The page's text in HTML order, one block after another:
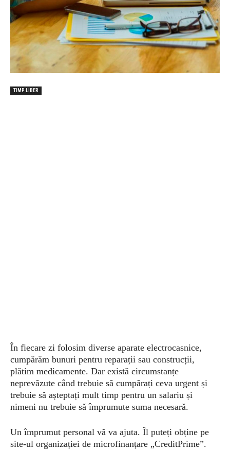
TIMP LIBER
În fiecare zi folosim diverse aparate electrocasnice,
cumpărăm bunuri pentru reparații sau construcții,
plătim medicamente. Dar există circumstanțe
neprevăzute când trebuie să cumpărați ceva urgent și
trebuie să așteptați mult timp pentru un salariu și
nimeni nu trebuie să împrumute suma necesară.
Un împrumut personal vă va ajuta. Îl puteți obține pe
site-ul organizației de microfinanțare „CreditPrime”.